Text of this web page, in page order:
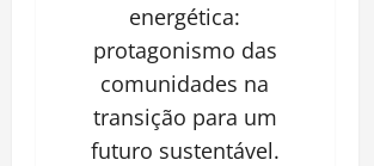
energética:
protagonismo das
comunidades na
transição para um
futuro sustentável.